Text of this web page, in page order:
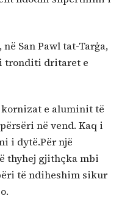
San Pawl tat-Tarġa,
tronditi dritaret e
kornizat e aluminit të
në vend. Kaq i
i dytë.Për një
thyhej gjithçka mbi
të ndiheshim sikur